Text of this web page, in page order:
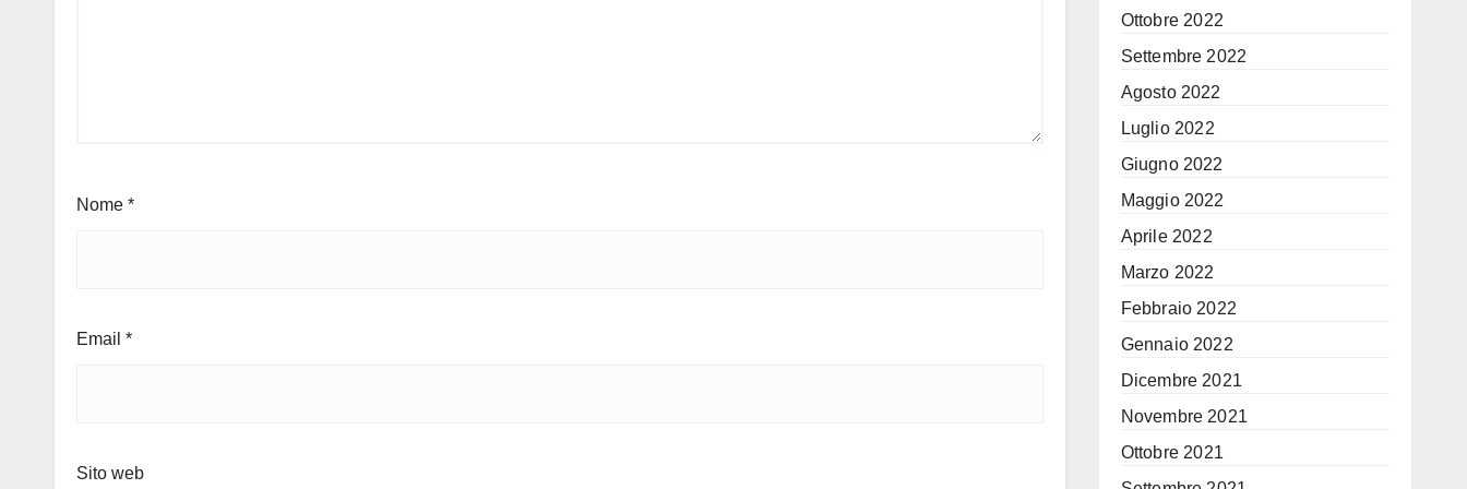
Nome *
Email *
Sito web
Ottobre 2022
Settembre 2022
Agosto 2022
Luglio 2022
Giugno 2022
Maggio 2022
Aprile 2022
Marzo 2022
Febbraio 2022
Gennaio 2022
Dicembre 2021
Novembre 2021
Ottobre 2021